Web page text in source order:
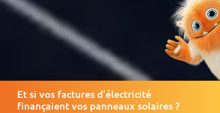
Et si vos factures d’électricité
finançaient vos panneaux solaires ?